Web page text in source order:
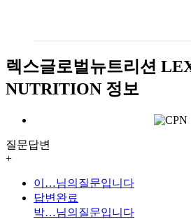
렉스글로벌뉴트리션
NUTRITION 정보
질문답변
+
이…님의질문입니다
답변완료
박…님의질문입니다